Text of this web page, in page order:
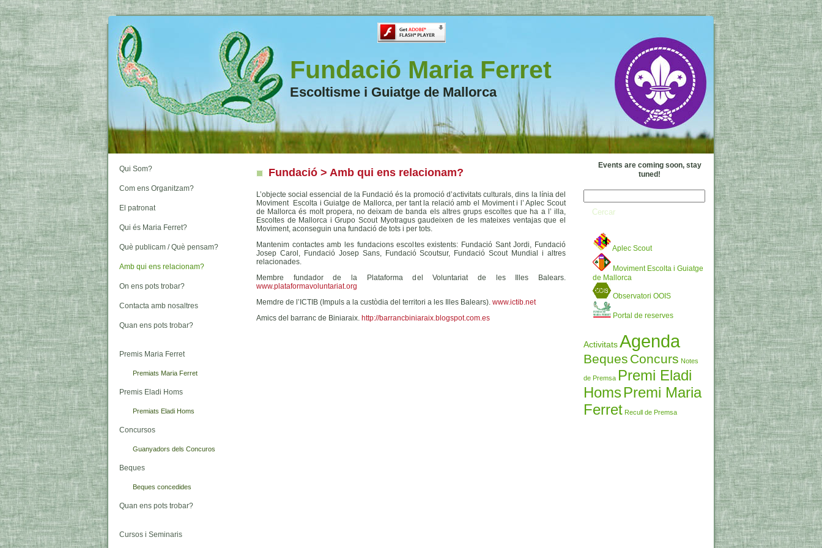
Fundació Maria Ferret
Escoltisme i Guiatge de Mallorca
Qui Som?
Com ens Organitzam?
El patronat
Qui és Maria Ferret?
Què publicam / Què pensam?
Amb qui ens relacionam?
On ens pots trobar?
Contacta amb nosaltres
Quan ens pots trobar?
Premis Maria Ferret
Premiats Maria Ferret
Premis Eladi Homs
Premiats Eladi Homs
Concursos
Guanyadors dels Concuros
Beques
Beques concedides
Quan ens pots trobar?
Cursos i Seminaris
Fundació > Amb qui ens relacionam?
L’objecte social essencial de la Fundació és la promoció d’activitats culturals, dins la línia del
Moviment Escolta i Guiatge de Mallorca, per tant la relació amb el Moviment i l’ Aplec Scout
de Mallorca és molt propera, no deixam de banda els altres grups escoltes que ha a l’ illa,
Escoltes de Mallorca i Grupo Scout Myotragus gaudeixen de les mateixes ventajas que el
Moviment, aconseguin una fundació de tots i per tots.
Mantenim contactes amb les fundacions escoltes existents: Fundació Sant Jordi, Fundació
Josep Carol, Fundació Josep Sans, Fundació Scoutsur, Fundació Scout Mundial i altres
relacionades.
Membre fundador de la Plataforma del Voluntariat de les Illes Balears.
www.plataformavoluntariat.org
Memdre de l’ICTIB (Impuls a la custòdia del territori a les Illes Balears). www.ictib.net
Amics del barranc de Biniaraix. http://barrancbiniaraix.blogspot.com.es
Events are coming soon, stay
tuned!
Aplec Scout
Moviment Escolta i Guiatge
de Mallorca
Observatori OOIS
Portal de reserves
ActivitatsAgenda
Beques Concurs Notes
de Premsa Premi Eladi
HomsPremi Maria
Ferret Recull de Premsa